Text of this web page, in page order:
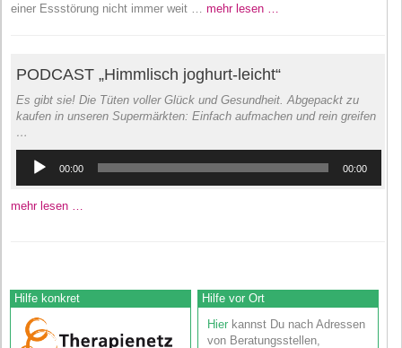
einer Essstörung nicht immer weit … mehr lesen …
PODCAST „Himmlisch joghurt-leicht“
Es gibt sie! Die Tüten voller Glück und Gesundheit. Abgepackt zu
kaufen in unseren Supermärkten: Einfach aufmachen und rein greifen
…
Player
00:00 00:00
mehr lesen …
Hilfe konkret
Hilfe vor Ort
Hier kannst Du nach Adressen
von Beratungsstellen,